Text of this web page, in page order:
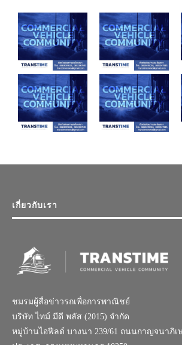
เกี่ยวกับเรา
ชมรมผู้สื่อข่าวรถเพื่อการพาณิชย์
บริษัท ไทม์ มีดี พลัส (2015) จำกัด
หมู่บ้านไอฟีลด์ บางนา 239/61 ถนนกาญจนาภิเ